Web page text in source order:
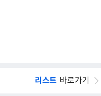
리스트 바로가기